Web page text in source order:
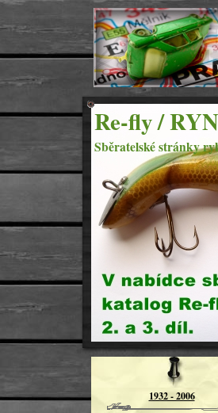
Re-fly /
Sběratelské stránky
1932 - 2006